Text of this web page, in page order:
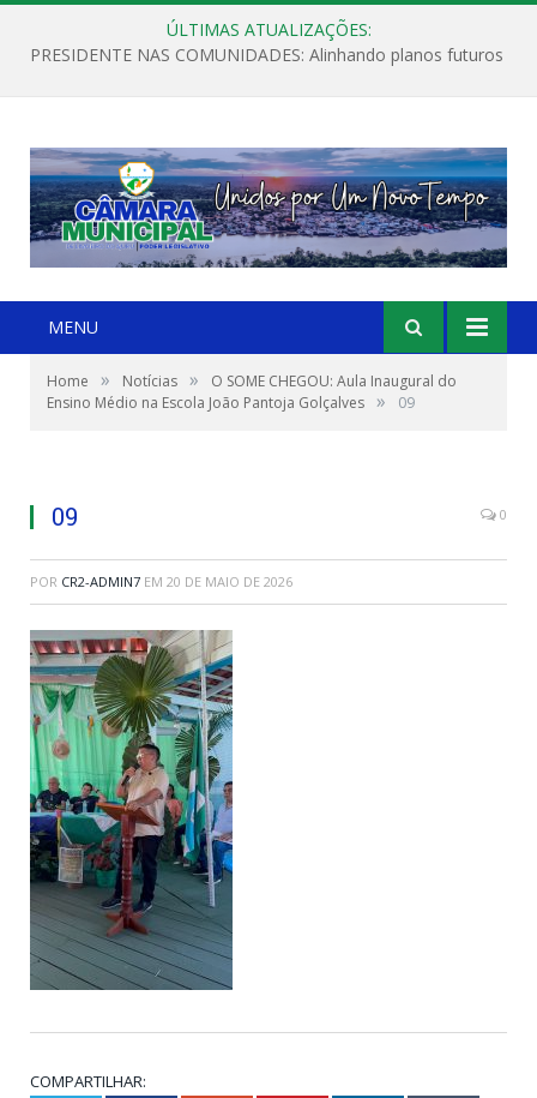
ÚLTIMAS ATUALIZAÇÕES:
PRESIDENTE NAS COMUNIDADES: Alinhando planos futuros
MENU
Home » Notícias »
O SOME CHEGOU: Aula Inaugural do
Ensino Médio na Escola João Pantoja Golçalves » 09
09 0
POR CR2-ADMIN7 EM 20 DE MAIO DE 2026
COMPARTILHAR: